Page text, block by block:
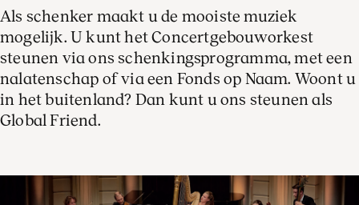
Als schenker maakt u de mooiste muziek
mogelijk. U kunt het Concertgebouworkest
steunen via ons schenkingsprogramma, met een
nalatenschap of via een Fonds op Naam. Woont u
in het buitenland? Dan kunt u ons steunen als
Global Friend.